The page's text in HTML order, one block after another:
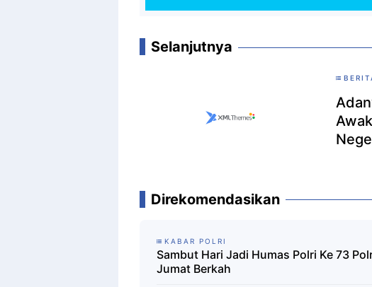
Selanjutnya
Direkomendasikan
KABAR POLRI
Sambut Hari Jadi Humas Polri Ke 73
Jumat Berkah